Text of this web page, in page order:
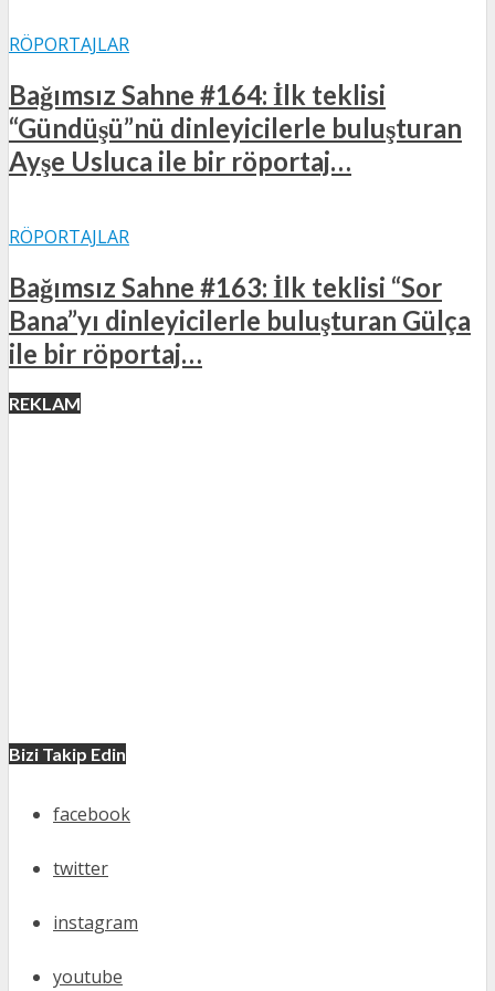
RÖPORTAJLAR
Bağımsız Sahne #164: İlk teklisi
“Gündüşü”nü dinleyicilerle buluşturan
Ayşe Usluca ile bir röportaj…
RÖPORTAJLAR
Bağımsız Sahne #163: İlk teklisi “Sor
Bana”yı dinleyicilerle buluşturan Gülça
ile bir röportaj…
REKLAM
Bizi Takip Edin
facebook
twitter
instagram
youtube